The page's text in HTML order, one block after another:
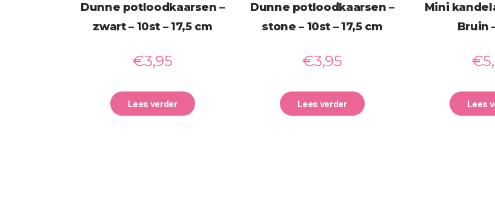
Dunne potloodkaarsen –
zwart – 10st – 17,5 cm
€3,95
Lees verder
Dunne potloodkaarsen –
stone – 10st – 17,5 cm
€3,95
Lees verder
Mini
Bruin
€
Lees